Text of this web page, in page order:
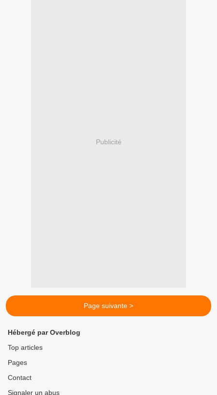
Publicité
Page suivante >
Hébergé par Overblog
Top articles
Pages
Contact
Signaler un abus